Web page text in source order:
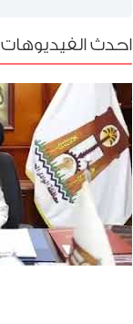
احدث الفيديوهات